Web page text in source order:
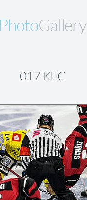
PhotoGallery
017 KEC